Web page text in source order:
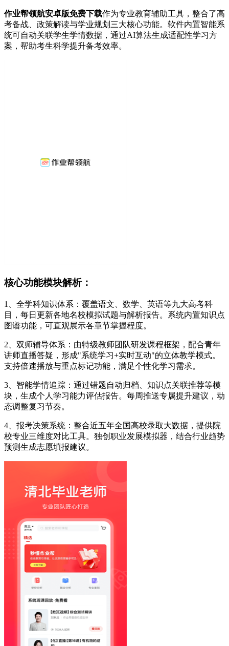
作业帮领航安卓版免费下载作为专业教育辅助工具，整合了高
考备战、政策解读与学业规划三大核心功能。软件内置智能系
统可自动关联学生学情数据，通过AI算法生成适配性学习方
案，帮助考生科学提升备考效率。
核心功能模块解析：
1、全学科知识体系：覆盖语文、数学、英语等九大高考科
目，每日更新各地名校模拟试题与解析报告。系统内置知识点
图谱功能，可直观展示各章节掌握程度。
2、双师辅导体系：由特级教师团队研发课程框架，配合青年
讲师直播答疑，形成"系统学习+实时互动"的立体教学模式。
支持倍速播放与重点标记功能，满足个性化学习需求。
3、智能学情追踪：通过错题自动归档、知识点关联推荐等模
块，生成个人学习能力评估报告。每周推送专属提升建议，动
态调整复习节奏。
4、报考决策系统：整合近五年全国高校录取大数据，提供院
校专业三维度对比工具。独创职业发展模拟器，结合行业趋势
预测生成志愿填报建议。